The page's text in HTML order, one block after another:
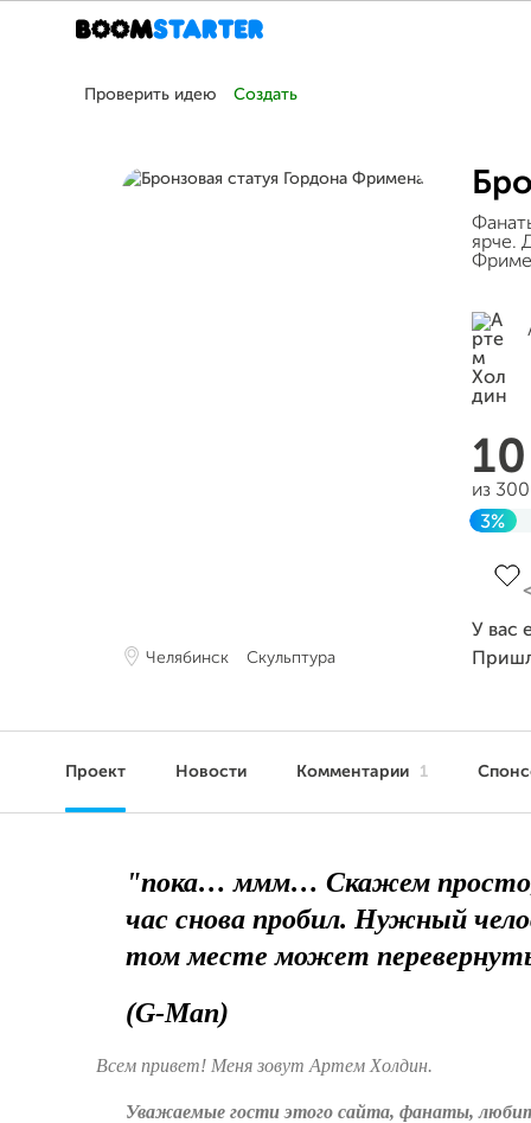
Проверить идею Создать
Челябинск Скульптура
ярче.
из
3%
У вас
Проект Новости Комментарии 1
"пока… ммм… Скажем
час снова пробил. Нужный
том месте может
(G-Man)
Всем привет! Меня зовут Артем Холдин.
Уважаемые гости этого сайта, фанаты,